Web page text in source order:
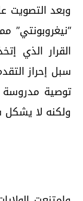
“نيغروبونتي”
القرار الذي
سبل إحراز
توصية مدروسة
ولكنه لا يشكل